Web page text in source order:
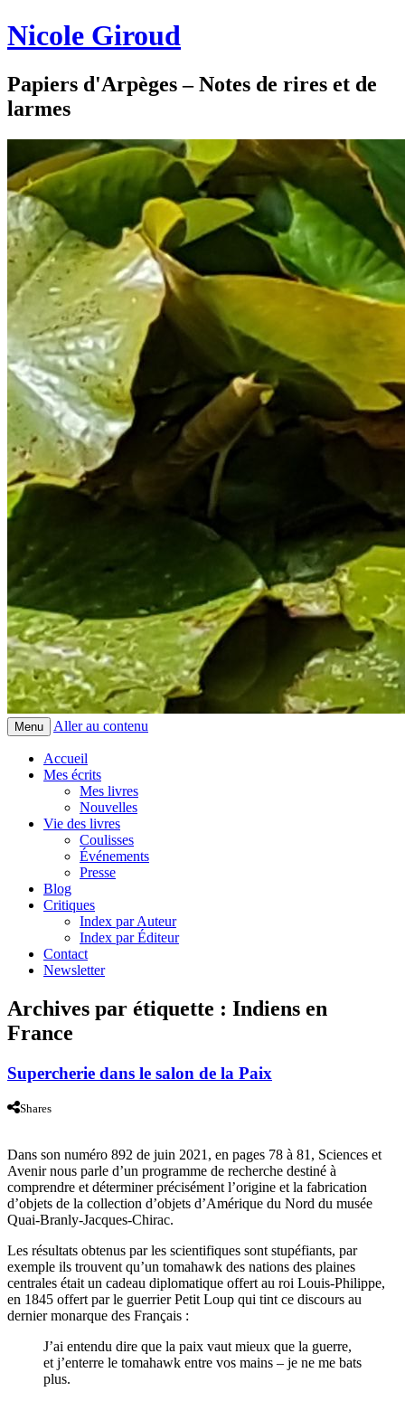
Nicole Giroud
Papiers d'Arpèges – Notes de rires et de
larmes
Menu Aller au contenu
Accueil
Mes écrits
Mes livres
Nouvelles
Vie des livres
Coulisses
Événements
Presse
Blog
Critiques
Index par Auteur
Index par Éditeur
Contact
Newsletter
Archives par étiquette : Indiens en
France
Supercherie dans le salon de la Paix
Shares
Dans son numéro 892 de juin 2021, en pages 78 à 81, Sciences et
Avenir nous parle d’un programme de recherche destiné à
comprendre et déterminer précisément l’origine et la fabrication
d’objets de la collection d’objets d’Amérique du Nord du musée
Quai-Branly-Jacques-Chirac.
Les résultats obtenus par les scientifiques sont stupéfiants, par
exemple ils trouvent qu’un tomahawk des nations des plaines
centrales était un cadeau diplomatique offert au roi Louis-Philippe,
en 1845 offert par le guerrier Petit Loup qui tint ce discours au
dernier monarque des Français :
J’ai entendu dire que la paix vaut mieux que la guerre,
et j’enterre le tomahawk entre vos mains – je ne me bats
plus.